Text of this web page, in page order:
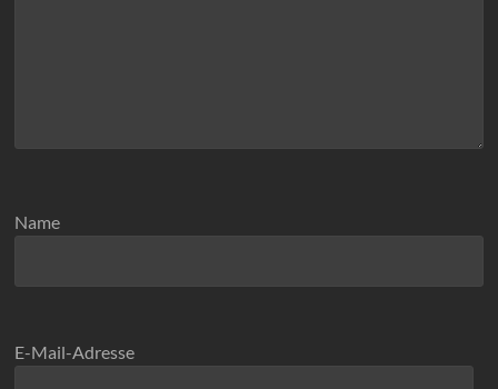
Name
E-Mail-Adresse